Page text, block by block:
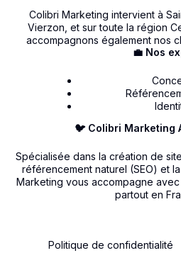
🐦 Colibri Marketing
Spécialisée dans la création de
référencement naturel (SEO) et
Marketing vous accompagne avec
partout en
💼 Nos
Colibri Marketing intervient à
Vierzon, et sur toute la région
accompagnons également nos
Politique de confidentialité